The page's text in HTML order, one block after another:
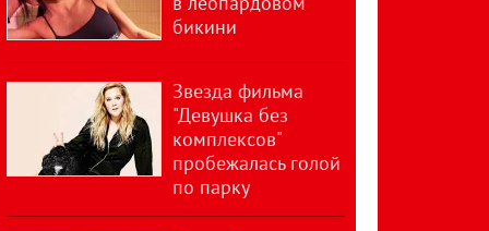
бикини
Звезда фильма
"Девушка без
комплексов"
пробежалась голой
по парку